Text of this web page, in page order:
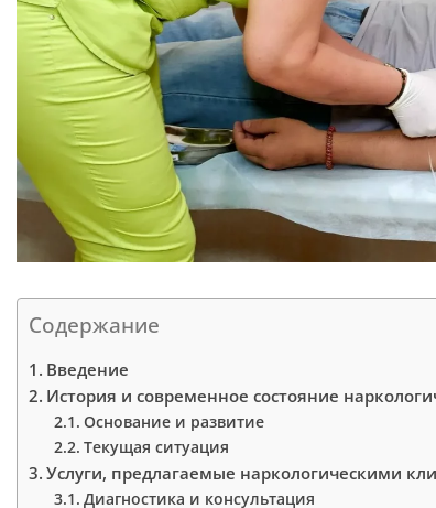
Содержание
Введение
История и современное состояние
Основание и развитие
Текущая ситуация
Услуги, предлагаемые наркологическими
Диагностика и консультация